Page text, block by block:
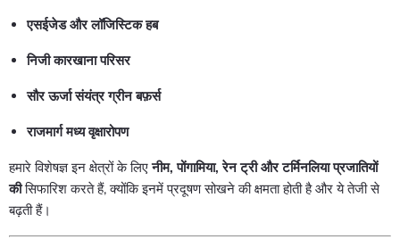
एसईजेड और लॉजिस्टिक हब
निजी कारखाना परिसर
सौर ऊर्जा संयंत्र ग्रीन बफ़र्स
राजमार्ग मध्य वृक्षारोपण
हमारे विशेषज्ञ इन क्षेत्रों के लिएनीम, पोंगामिया, रेन ट्री और टर्मिनलिया प्रजातियों
कीसिफारिश करते हैं, क्योंकि इनमें प्रदूषण सोखने की क्षमता होती है और ये तेजी से
बढ़ती हैं।